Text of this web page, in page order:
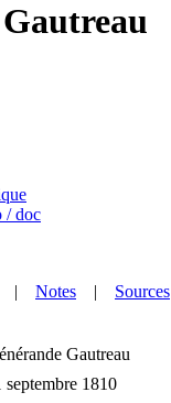
/ doc
| Notes | Sources
Gautreau
septembre 1810